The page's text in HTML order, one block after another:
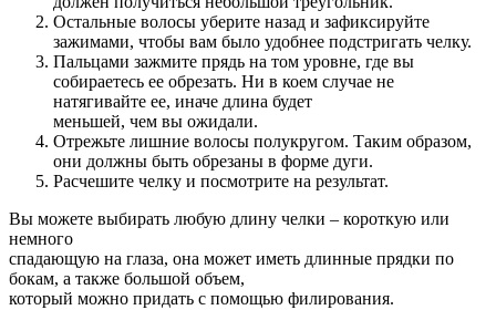
Остальные волосы уберите назад и зафиксируйте
зажимами, чтобы вам было удобнее подстригать челку.
Пальцами зажмите прядь на том уровне, где вы
собираетесь ее обрезать. Ни в коем случае не
натягивайте ее, иначе длина будет
меньшей, чем вы ожидали.
Отрежьте лишние волосы полукругом. Таким образом,
они должны быть обрезаны в форме дуги.
Расчешите челку и посмотрите на результат.
Вы можете выбирать любую длину челки – короткую или
немного
спадающую на глаза, она может иметь длинные прядки по
бокам, а также большой объем,
который можно придать с помощью филирования.